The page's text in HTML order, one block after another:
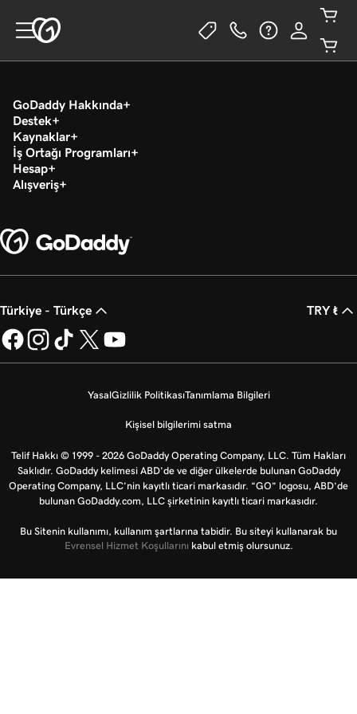
GoDaddy Hakkında
Destek
Kaynaklar
İş Ortağı Programları
Hesap
Alışveriş
Türkiye - Türkçe TRY ₺
YasalGizlilik PolitikasıTanımlama Bilgileri
Kişisel bilgilerimi satma
Telif Hakkı © 1999 - 2026 GoDaddy Operating Company, LLC. Tüm Hakları
Saklıdır. GoDaddy kelimesi ABD'de ve diğer ülkelerde bulunan GoDaddy
Operating Company, LLC’nin kayıtlı ticari markasıdır. “GO” logosu, ABD’de
bulunan GoDaddy.com, LLC şirketinin kayıtlı ticari markasıdır.
Bu Sitenin kullanımı, kullanım şartlarına tabidir. Bu siteyi kullanarak bu
Evrensel Hizmet Koşullarını kabul etmiş olursunuz.